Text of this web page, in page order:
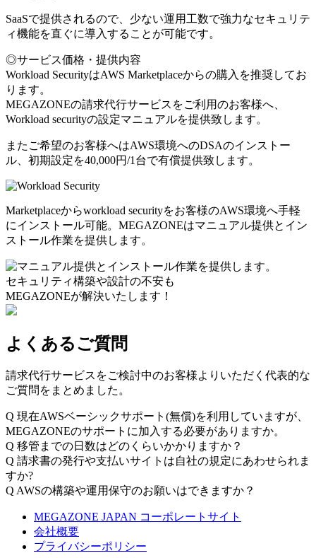
SaaSで提供されるので、少ない運用工数で強力なセキュリテ
ィ機能を直ぐに導入することが可能です。
◎サービス価格・提供内容
Workload SecurityはAWS Marketplaceからの購入を推奨してお
ります。
MEGAZONEの請求代行サービスをご利用のお客様へ、
Workload securityの設定マニュアルを提供致します。
またご希望のお客様へはAWS環境へのDSAのインストー
ル、初期設定を40,000円/1台で有償提供致します。
Marketplaceからworkload securityをお客様のAWS環境へ手軽
にインストール可能。MEGAZONEはマニュアル提供とイン
ストール作業を提供します。
セキュリティ構築や設計の不安も
MEGAZONEが解決いたします！
よくあるご質問
請求代行サービスをご検討中のお客様よりいただく代表的な
ご質問をまとめました。
Q 現在AWSベーシックサポート(無償)を利用していますが、
MEGAZONEのサポートに加入する必要がありますか。
Q 移管までの日数はどのくらいかかりますか？
Q 請求書の発行や支払いサイトは自社の規定にあわせられま
すか?
Q AWSの構築や運用保守のお願いはできますか？
MEGAZONE JAPAN コーポレートサイト
会社概要
プライバシーポリシー